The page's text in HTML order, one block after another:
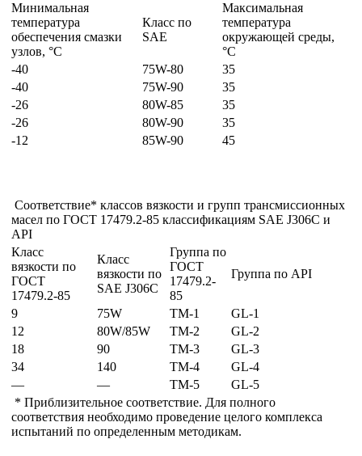
Минимальная
температура
обеспечения смазки
узлов, °С
Класс по
SAE
Максимальная
температура
окружающей среды,
°С
-40
75W-80
35
-40
75W-90
35
-26
80W-85
35
-26
80W-90
35
-12
85W-90 45
Соответствие* классов вязкости и групп трансмиссионных
масел по ГОСТ 17479.2-85 классификациям SAE J306С и
АРI
Класс
вязкости по
ГОСТ
17479.2-85
Класс
вязкости по
SAE J306С
Группа по
ГОСТ
17479.2-
85
Группа по АРI
9 75W TM-1
GL-1
12
80W/85W TM-2
GL-2
18
90 TM-3
GL-3
34
140 TM-4
GL-4
—
— TM-5
GL-5
* Приблизительное соответствие. Для полного
соответствия необходимо проведение целого комплекса
испытаний по определенным методикам.